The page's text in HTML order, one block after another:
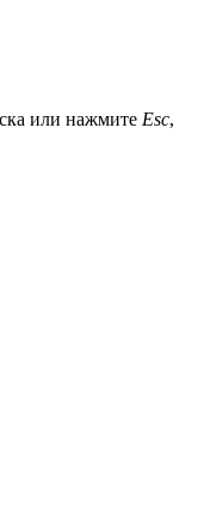
или нажмите Esc,